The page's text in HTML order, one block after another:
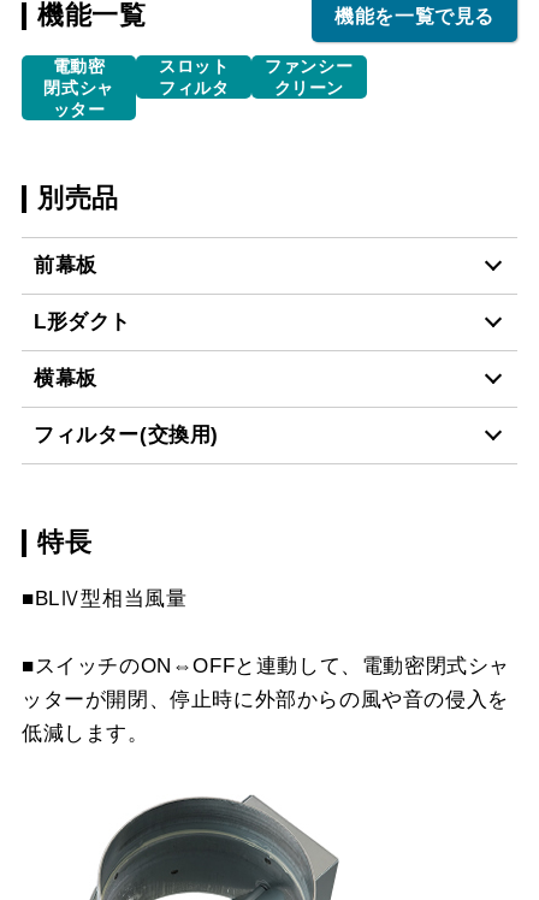
機能一覧 機能を一覧で見る
電動密
閉式シャ
ッター
スロット
フィルタ
ファンシー
クリーン
別売品
前幕板
MP-601 BK ¥4,950（税抜価格 ￥
MP-601 W ¥4,950（税抜価格 ￥
MP-602 BK
MP-602 SI ¥6,710（税抜価格 ￥
MP-603 BK
MP-603 W
MP-603 SI ¥6,710（税抜価格 ￥
L形ダクト
LD-15 ¥3,520（税抜価格 ￥
横幕板
YMP10-345 W
YMP10-345 SI
YMP20-345 BK ¥3,300（税抜価格 ￥
YMP20-345 W
YMP30-345 BK ¥3,300（税抜価格 ￥
フィルター(交換用)
CSF10-3421
スクロールできます
特長
■BLⅣ型相当風量
■スイッチのON⇔OFFと連動して、電動密閉式シャ
ッターが開閉、停止時に外部からの風や音の侵入を
低減します。